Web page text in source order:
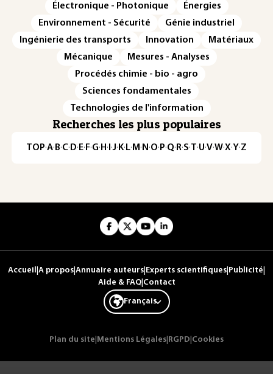
Électronique - Photonique
Énergies
Environnement - Sécurité
Génie industriel
Ingénierie des transports
Innovation
Matériaux
Mécanique
Mesures - Analyses
Procédés chimie - bio - agro
Sciences fondamentales
Technologies de l'information
Recherches les plus populaires
TOP·A·B·C· D· E· F·G· H · ·J· K· L· M · N ·O· P·Q· R·S·T·U·V·W·X·Y·Z
Accueil A propos Annuaire auteurs Experts scientifiques Publicité
Aide & FAQ| Contact
Français
Plan du site Mentions Légales RGPD Cookies